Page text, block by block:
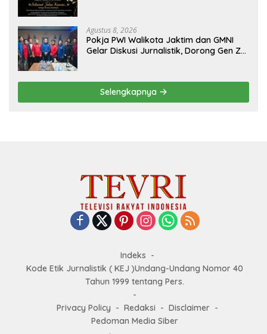
Agustus 8, 2026
Pokja PWI Walikota Jaktim dan GMNI
Gelar Diskusi Jurnalistik, Dorong Gen Z
Selengkapnya
Indeks
Kode Etik Jurnalistik ( KEJ )Undang-Undang Nomor 40
Tahun 1999 tentang Pers.
Privacy Policy Redaksi
Disclaimer
Pedoman Media Siber